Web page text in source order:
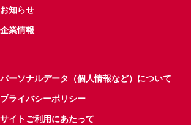
お知らせ
企業情報
パーソナルデータ（個人情報など）について
プライバシーポリシー
サイトご利用にあたって